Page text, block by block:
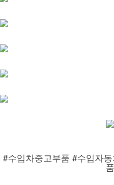
#수입차중고부품 #수입자
품